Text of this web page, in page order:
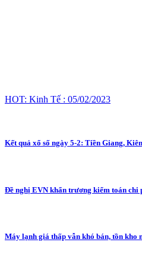
HOT: Kinh Tế : 05/02/2023
Kết quả xổ số ngày 5-2: Tiền Giang,
Đề nghị EVN khẩn trương kiểm toán chi
Máy lạnh giá thấp vẫn khó bán, tồn kho